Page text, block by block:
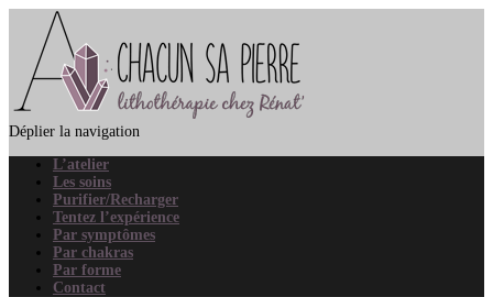
Déplier la navigation
L’atelier
Les soins
Purifier/Recharger
Tentez l’expérience
Par symptômes
Par chakras
Par forme
Contact